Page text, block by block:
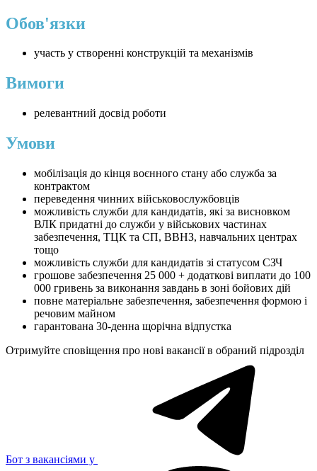
Обов'язки
участь у створенні конструкцій та механізмів
Вимоги
релевантний досвід роботи
Умови
мобілізація до кінця воєнного стану або служба за
контрактом
переведення чинних військовослужбовців
можливість служби для кандидатів, які за висновком
ВЛК придатні до служби у військових частинах
забезпечення, ТЦК та СП, ВВНЗ, навчальних центрах
тощо
можливість служби для кандидатів зі статусом СЗЧ
грошове забезпечення 25 000 + додаткові виплати до 100
000 гривень за виконання завдань в зоні бойових дій
повне матеріальне забезпечення, забезпечення формою і
речовим майном
гарантована 30-денна щорічна відпустка
Отримуйте сповіщення про нові вакансії в обраний підрозділ
Бот з вакансіями у